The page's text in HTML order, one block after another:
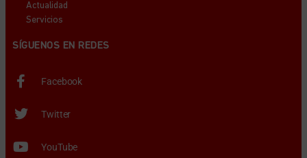
Actualidad
Servicios
SÍGUENOS EN REDES
Facebook
Twitter
YouTube